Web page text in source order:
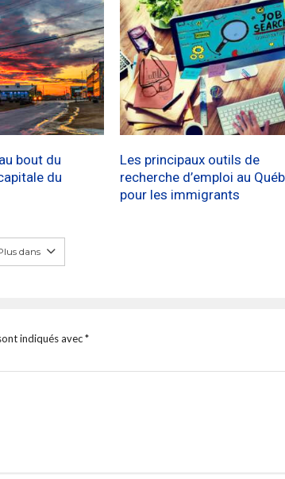
bout du
du
Les principaux outils de
recherche d’emploi au
pour les immigrants
dans
indiqués avec*